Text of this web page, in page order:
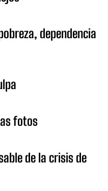
dependencia
fotos
de la crisis de